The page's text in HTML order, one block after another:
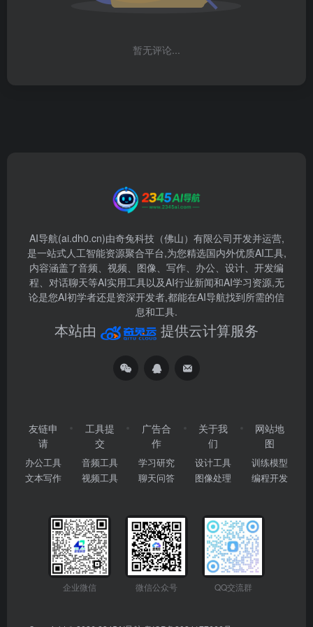
暂无评论...
AI导航(ai.dh0.cn)由奇兔科技（佛山）有限公司开发并运营,
是一站式人工智能资源聚合平台,为您精选国内外优质AI工具,
内容涵盖了音频、视频、图像、写作、办公、设计、开发编
程、对话聊天等AI实用工具以及AI行业新闻和AI学习资源,无
论是您AI初学者还是资深开发者,都能在AI导航找到所需的信
息和工具.
本站由 提供云计算服务
友链申
请
办公工具
文本写作
工具提
交
音频工具
视频工具
广告合
作
学习研究
聊天问答
关于我
们
设计工具
图像处理
网站地
图
训练模型
编程开发
企业微信 微信公众号 QQ交流群